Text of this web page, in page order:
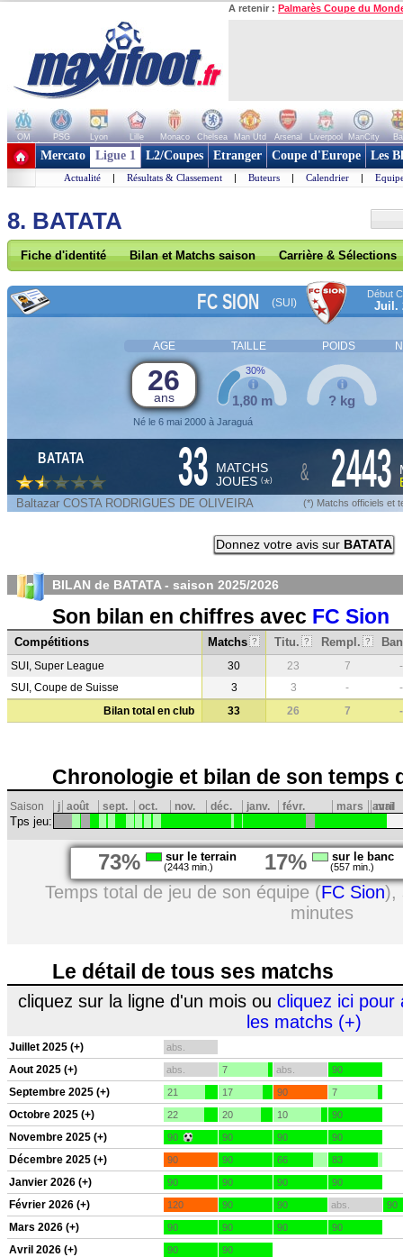
A retenir : Palmarès Coupe du
OM PSG Lyon Lille Monaco Chelsea Man Utd Arsenal Liverpool ManCity
+ de clubs
Mercato Ligue 1 L2/Coupes Etranger Coupe d'Europe Les
Actualité | Résultats & Classement | Buteurs | Calendrier |
8. BATATA
Fiche d'identité Bilan et Matchs saison Carrière & Sélections
FC SION (SUI)
Début
Juil.
AGE TAILLE POIDS
26
ans
Né le 6 mai 2000 à Jaraguá
1,80 m
30%
? kg
BATATA 33 MATCHS
JOUES (*) & 2443
Baltazar COSTA RODRIGUES DE OLIVEIRA (*) Matchs officiels et
Donnez votre avis sur BATATA
BILAN de BATATA - saison 2025/2026
Son bilan en chiffres avec FC Sion
Compétitions Matchs ? Titu. ? Rempl. ?
SUI, Super League 30 23 7
-
SUI, Coupe de Suisse
3 3 -
-
Bilan total en club
33 26 7 -
Chronologie et bilan de son temps
Saison j août sept. oct. nov. déc. janv. févr. mars avril
mai
Tps jeu:
73% sur le terrain
(2443 min.) 17% sur le banc
(557 min.)
Temps total de jeu de son équipe (FC Sion),
minutes
Le détail de tous ses matchs
cliquez sur la ligne d'un mois ou cliquez ici pour
les matchs (+)
Juillet 2025 (+) abs.
Aout 2025 (+) abs. 7 abs. 90
Septembre 2025 (+) 21 17 90 7
Octobre 2025 (+) 22 20 10 90
Novembre 2025 (+) 90 90 90 90
Décembre 2025 (+) 90 90 66 83
Janvier 2026 (+) 90 90 90 90
Février 2026 (+) 120 90 90 abs. 90
Mars 2026 (+) 90 90 90 90
Avril 2026 (+) 90 90